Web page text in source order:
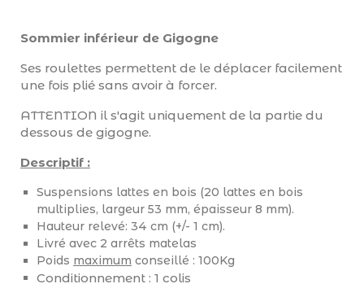
Sommier inférieur de Gigogne
Ses roulettes permettent de le déplacer facilement
une fois plié sans avoir à forcer.
ATTENTION il s'agit uniquement de la partie du
dessous de gigogne.
Descriptif :
Suspensions lattes en bois (20 lattes en bois
multiplies, largeur 53 mm, épaisseur 8 mm).
Hauteur relevé: 34 cm (+/- 1 cm).
Livré avec 2 arrêts matelas
Poids maximum conseillé : 100Kg
Conditionnement : 1 colis